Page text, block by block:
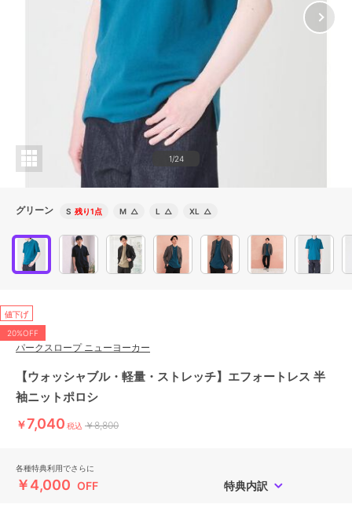
1/24
グリーン S 残り1点 M △ L △ XL △
値下げ
20%OFF
パークスロープ ニューヨーカー
【ウォッシャブル・軽量・ストレッチ】エフォートレス 半
袖ニットポロシ
￥7,040 税込 ￥8,800
各種特典利用でさらに
￥4,000 OFF 特典内訳